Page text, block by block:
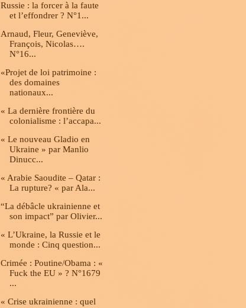
Russie : la forcer à la faute
et l’effondrer ? N°1...
Arnaud, Fleur, Geneviève,
François, Nicolas….
N°16...
«Projet de loi patrimoine :
des domaines
nationaux...
« La dernière frontière du
colonialisme : l’accapa...
« Le nouveau Gladio en
Ukraine » par Manlio
Dinucc...
« Arabie Saoudite – Qatar :
La rupture? « par Ala...
“La débâcle ukrainienne et
son impact” par Olivier...
« L’Ukraine, la Russie et le
monde : Cinq question...
Crimée : Poutine/Obama : «
Fuck the EU » ? N°1679
...
« Crise ukrainienne : quel